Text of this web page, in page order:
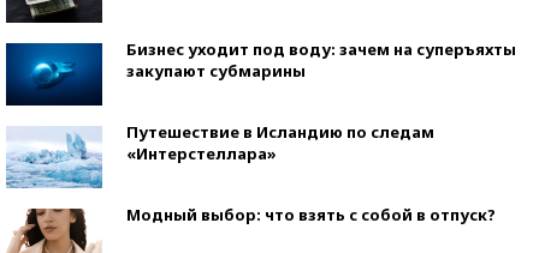
Бизнес уходит под воду: зачем на суперъяхты
закупают субмарины
Путешествие в Исландию по следам
«Интерстеллара»
Модный выбор: что взять с собой в отпуск?